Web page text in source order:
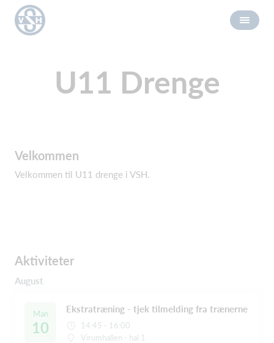
U11 Drenge
Velkommen
Velkommen til U11 drenge i VSH.
Aktiviteter
August
Man
10
Ekstratræning - tjek tilmelding fra trænerne
14:45 - 16:00
Virumhallen - hal 1